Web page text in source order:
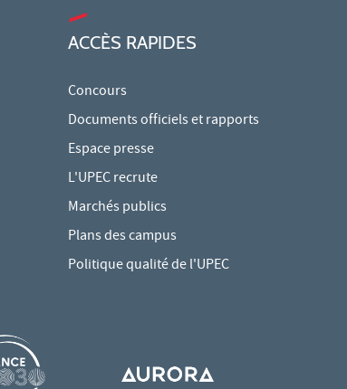
ACCÈS RAPIDES
Concours
Documents officiels et rapports
Espace presse
L'UPEC recrute
Marchés publics
Plans des campus
Politique qualité de l'UPEC